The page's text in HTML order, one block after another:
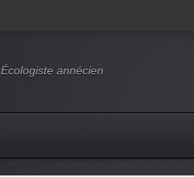
Écologiste annécien